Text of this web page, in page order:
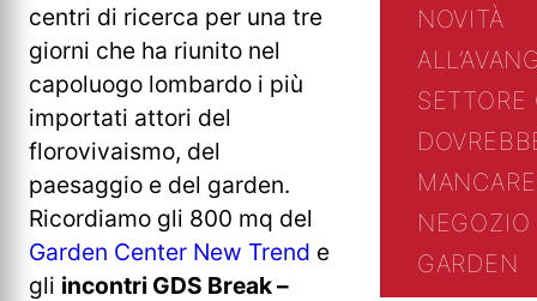
centri di ricerca per una tre
giorni che ha riunito nel
capoluogo lombardo i più
importati attori del
florovivaismo, del
paesaggio e del garden.
Ricordiamo gli 800 mq del
Garden Center New Trend e
gli incontri GDS Break –
NOVITÀ
GARDEN